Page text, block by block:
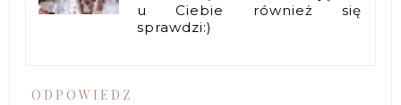
u Ciebie również się
sprawdzi:)
ODPOWIEDZ